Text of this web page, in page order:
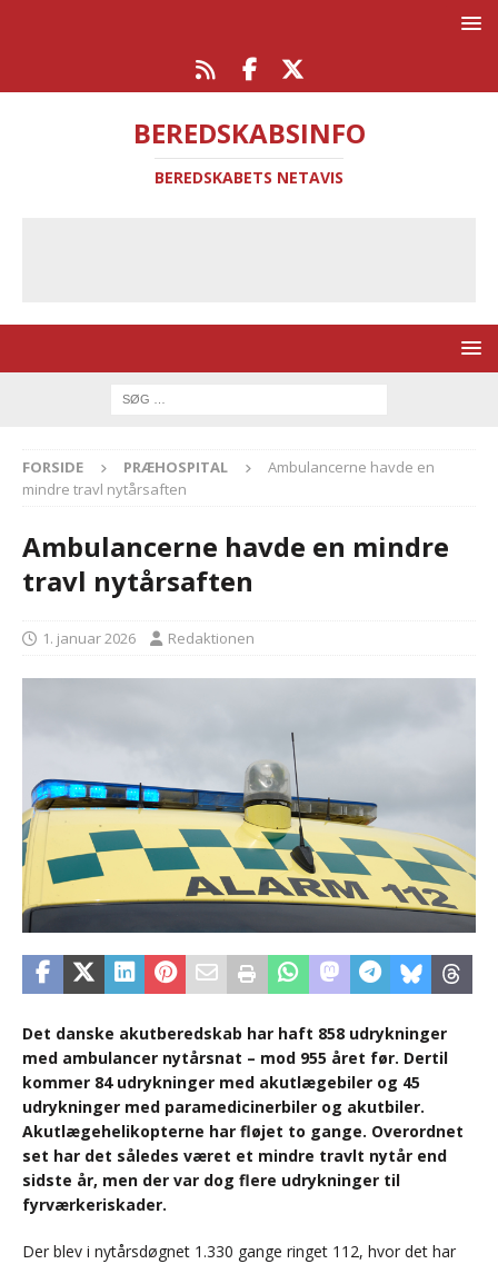
BEREDSKABSINFO
BEREDSKABETS NETAVIS
FORSIDE PRÆHOSPITAL
Ambulancerne havde en
mindre travl nytårsaften
Ambulancerne havde en mindre
travl nytårsaften
1. januar 2026 Redaktionen
Det danske akutberedskab har haft 858 udrykninger
med ambulancer nytårsnat – mod 955 året før. Dertil
kommer 84 udrykninger med akutlægebiler og 45
udrykninger med paramedicinerbiler og akutbiler.
Akutlægehelikopterne har fløjet to gange. Overordnet
set har det således været et mindre travlt nytår end
sidste år, men der var dog flere udrykninger til
fyrværkeriskader.
Der blev i nytårsdøgnet 1.330 gange ringet 112, hvor det har